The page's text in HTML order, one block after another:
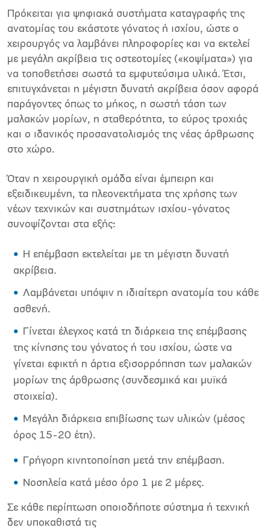
Πρόκειται για ψηφιακά συστήματα καταγραφής της
ανατομίας του εκάστοτε γόνατος ή ισχίου, ώστε ο
χειρουργός να λαμβάνει πληροφορίες και να εκτελεί
με μεγάλη ακρίβεια τις οστεοτομίες («κοψίματα») για
να τοποθετήσει σωστά τα εμφυτεύσιμα υλικά. Έτσι,
επιτυγχάνεται η μέγιστη δυνατή ακρίβεια όσον αφορά
παράγοντες όπως το μήκος, η σωστή τάση των
μαλακών μορίων, η σταθερότητα, το εύρος τροχιάς
και ο ιδανικός προσανατολισμός της νέας άρθρωσης
στο χώρο.
Όταν η χειρουργική ομάδα είναι έμπειρη και
εξειδικευμένη, τα πλεονεκτήματα της χρήσης των
νέων τεχνικών και συστημάτων ισχίου-γόνατος
συνοψίζονται στα εξής:
Η επέμβαση εκτελείται με τη μέγιστη δυνατή
ακρίβεια.
Λαμβάνεται υπόψιν η ιδιαίτερη ανατομία του κάθε
ασθενή.
Γίνεται έλεγχος κατά τη διάρκεια της επέμβασης
της κίνησης του γόνατος ή του ισχίου, ώστε να
γίνεται εφικτή η άρτια εξισορρόπηση των μαλακών
μορίων της άρθρωσης (συνδεσμικά και μυϊκά
στοιχεία).
Μεγάλη διάρκεια επιβίωσης των υλικών (μέσος
όρος 15-20 έτη).
Γρήγορη κινητοποίηση μετά την επέμβαση.
Νοσηλεία κατά μέσο όρο 1 με 2 μέρες.
Σε κάθε περίπτωση οποιοδήποτε σύστημα ή τεχνική
δεν υποκαθιστά τις